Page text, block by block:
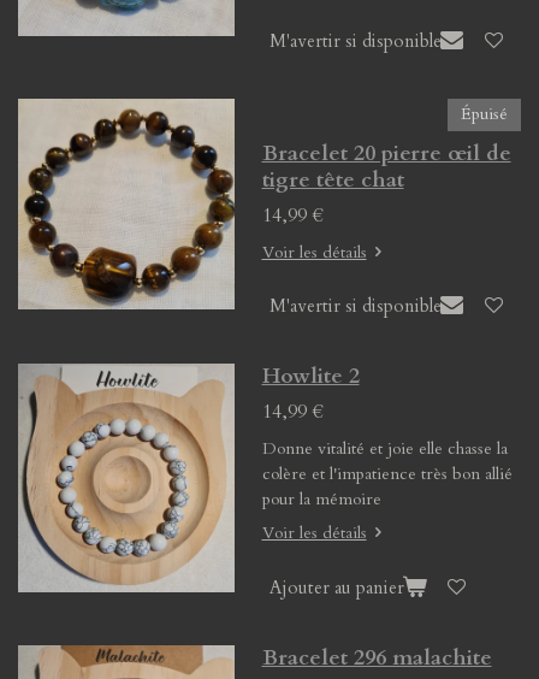
M'avertir si disponible
Épuisé
Bracelet 20 pierre œil de
tigre tête chat
14,99 €
Voir les détails
M'avertir si disponible
Howlite 2
14,99 €
Donne vitalité et joie elle chasse la
colère et l'impatience très bon allié
pour la mémoire
Voir les détails
Ajouter au panier
Bracelet 296 malachite